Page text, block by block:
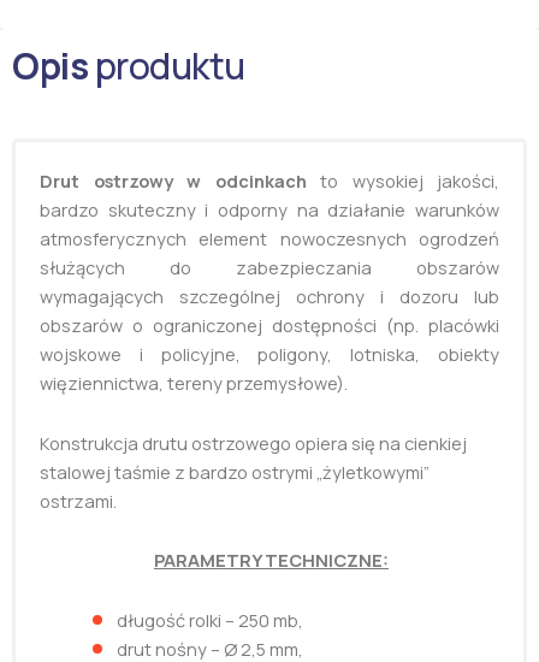
Opisproduktu
Drut ostrzowy w odcinkach to wysokiej jakości,
bardzo skuteczny i odporny na działanie warunków
atmosferycznych element nowoczesnych ogrodzeń
służących do zabezpieczania obszarów
wymagających szczególnej ochrony i dozoru lub
obszarów o ograniczonej dostępności (np. placówki
wojskowe i policyjne, poligony, lotniska, obiekty
więziennictwa, tereny przemysłowe).
Konstrukcja drutu ostrzowego opiera się na cienkiej
stalowej taśmie z bardzo ostrymi „żyletkowymi”
ostrzami.
PARAMETRY TECHNICZNE:
długość rolki – 250 mb,
drut nośny – Ø 2,5 mm,